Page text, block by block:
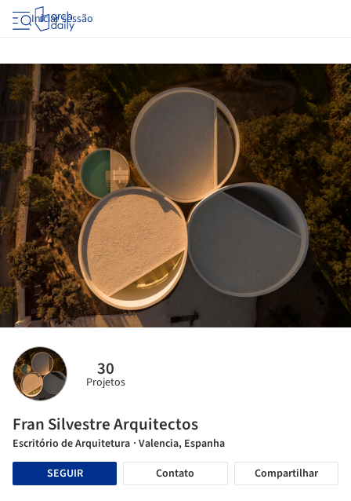
Iniciar sessão
30
Projetos
Fran Silvestre Arquitectos
Escritório de Arquitetura · Valencia, Espanha
SEGUIR
Contato Compartilhar